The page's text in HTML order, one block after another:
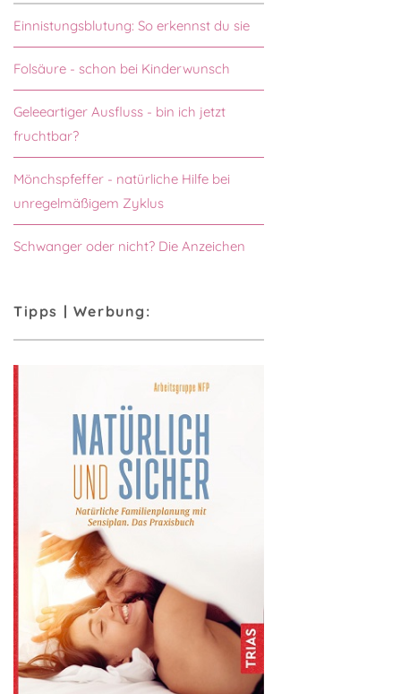
Einnistungsblutung: So erkennst du sie
Folsäure - schon bei Kinderwunsch
Geleeartiger Ausfluss - bin ich jetzt
fruchtbar?
Mönchspfeffer - natürliche Hilfe bei
unregelmäßigem Zyklus
Schwanger oder nicht? Die Anzeichen
Tipps | Werbung: